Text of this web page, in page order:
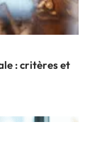
: critères et